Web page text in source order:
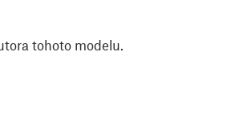
tohoto modelu.